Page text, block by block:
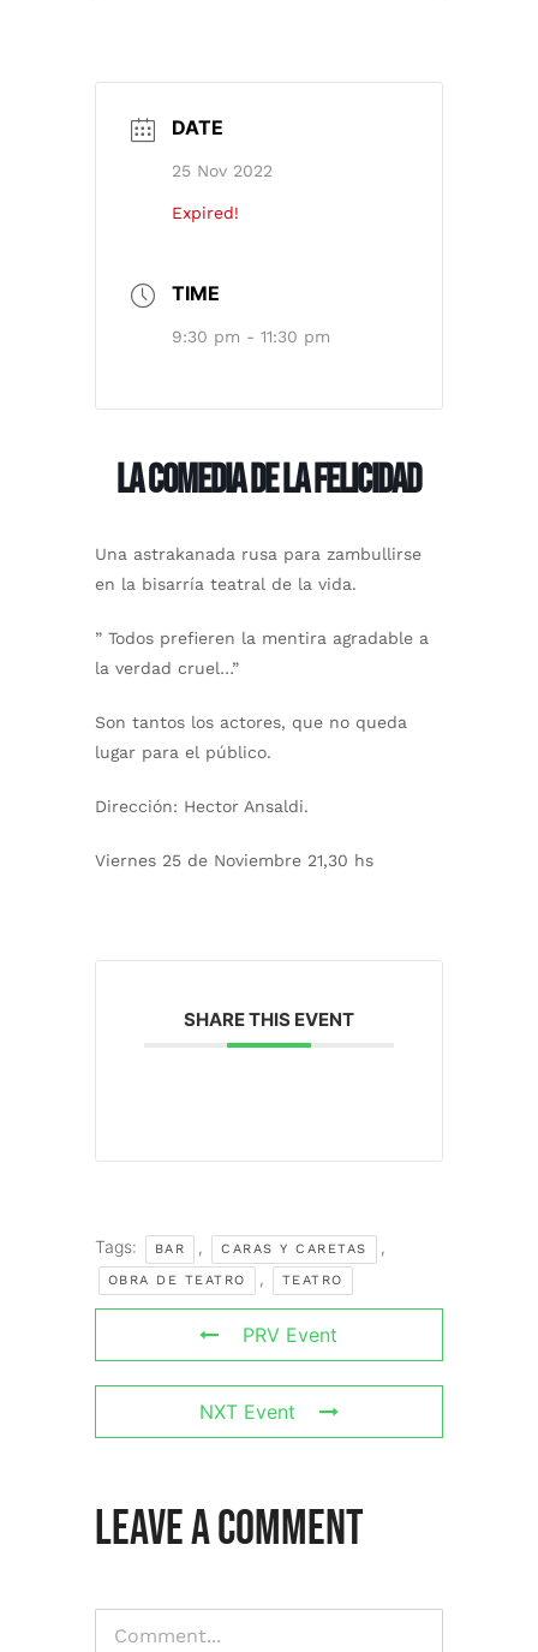
DATE
25 Nov 2022
Expired!
TIME
9:30 pm - 11:30 pm
La comedia de la felicidad
Una astrakanada rusa para zambullirse
en la bisarría teatral de la vida.
” Todos prefieren la mentira agradable a
la verdad cruel…”
Son tantos los actores, que no queda
lugar para el público.
Dirección: Hector Ansaldi.
Viernes 25 de Noviembre 21,30 hs
SHARE THIS EVENT
Tags: BAR , CARAS Y CARETAS ,
OBRA DE TEATRO , TEATRO
PRV Event
NXT Event
Leave A Comment